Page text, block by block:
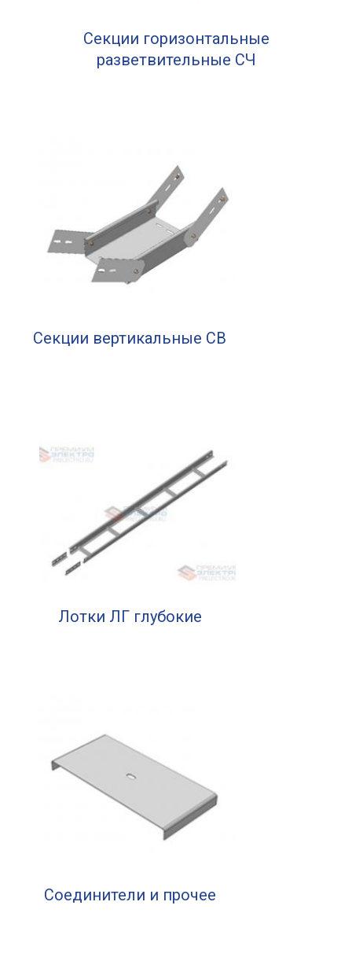
Секции горизонтальные
разветвительные СЧ
Секции вертикальные СВ
Лотки ЛГ глубокие
Соединители и прочее